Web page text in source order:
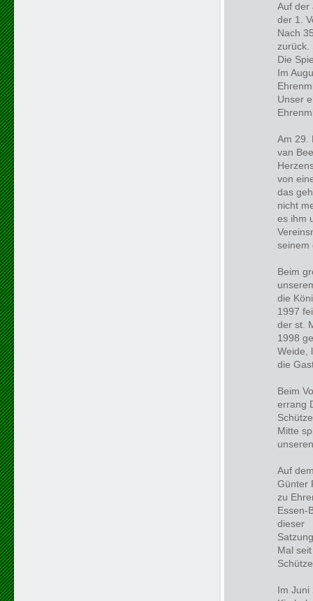
Auf der
der 1.
Nach
zurück.
Die
Im
Unser
Am 29.
van
von
das
nicht
es ihm
seinem
Beim
die
1997
der st.
1998
Weide,
die
Beim
errang
Mitte
Auf
Günter
zu
Essen-
dieser
Mal
Im Juni